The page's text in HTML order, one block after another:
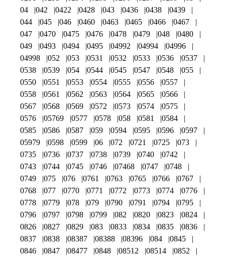
04
042 0422 0428 043 0436 0438
0439
044
045 046 0460 0463 0465 0466
0467
047
0470 0475 0476 0478 0479 048
0480
049
0493 0494 0495 04992 04994
04996
04998
052 053 0531 0532 0533 0536
0537
0538
0539 054 0544 0545 0547 0548
055
0550
0551 0553 0554 0555 0556
0557
0558
0561 0562 0563 0564 0565
0566
0567
0568 0569 0572 0573 0574
0575
0576
05769 0577 0578 058 0581
0584
0585
0586 0587 059 0594 0595 0596
0597
05979
0598 0599 06 072 0721 0725
073
0735
0736 0737 0738 0739 0740
0742
0743
0744 0745 0746 07468 0747
0748
0749
075 076 0761 0763 0765 0766
0767
0768
077 0770 0771 0772 0773 0774
0776
0778
0779 078 079 0790 0791 0794
0795
0796
0797 0798 0799 082 0820 0823
0824
0826
0827 0829 083 0833 0834 0835
0836
0837
0838 08387 08388 08396 084
0845
0846
0847 08477 0848 08512 08514
0852